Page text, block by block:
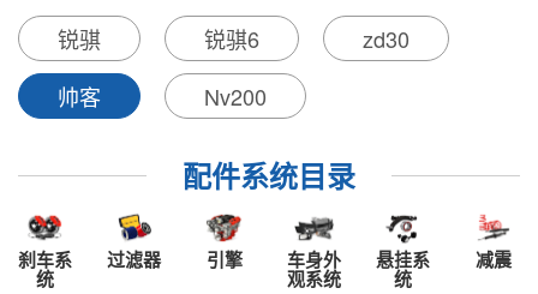
随着人们对生活品质要求不断
的提升，集多重优点为一身的
商务车受关注的程度越来越
高。郑州日产高级紧凑型商务
车帅客于2009年11月2日正式
7平台，同时还搭载了标致30
7匹配的
TU5JP41.6升发动机总成，它
的车身采用直线及直角进行勾
锐骐 锐骐6
zd30
帅客
Nv200
配件系统目录
刹车系
统
过滤器 引擎 车身外
观系统
悬挂系
统
减震